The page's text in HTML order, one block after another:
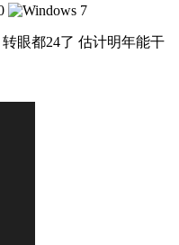
眼都24了 估计明年能干